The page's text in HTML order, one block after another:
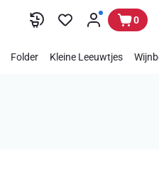
0
Folder Kleine Leeuwtjes